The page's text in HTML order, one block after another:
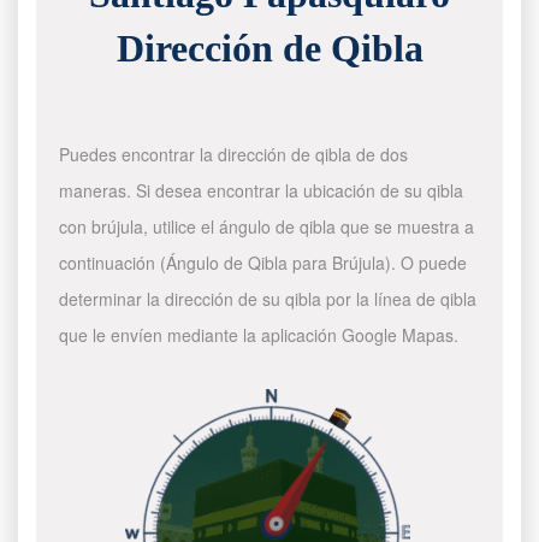
Dirección de Qibla
Puedes encontrar la dirección de qibla de dos
maneras. Si desea encontrar la ubicación de su qibla
con brújula, utilice el ángulo de qibla que se muestra a
continuación (Ángulo de Qibla para Brújula). O puede
determinar la dirección de su qibla por la línea de qibla
que le envíen mediante la aplicación Google Mapas.